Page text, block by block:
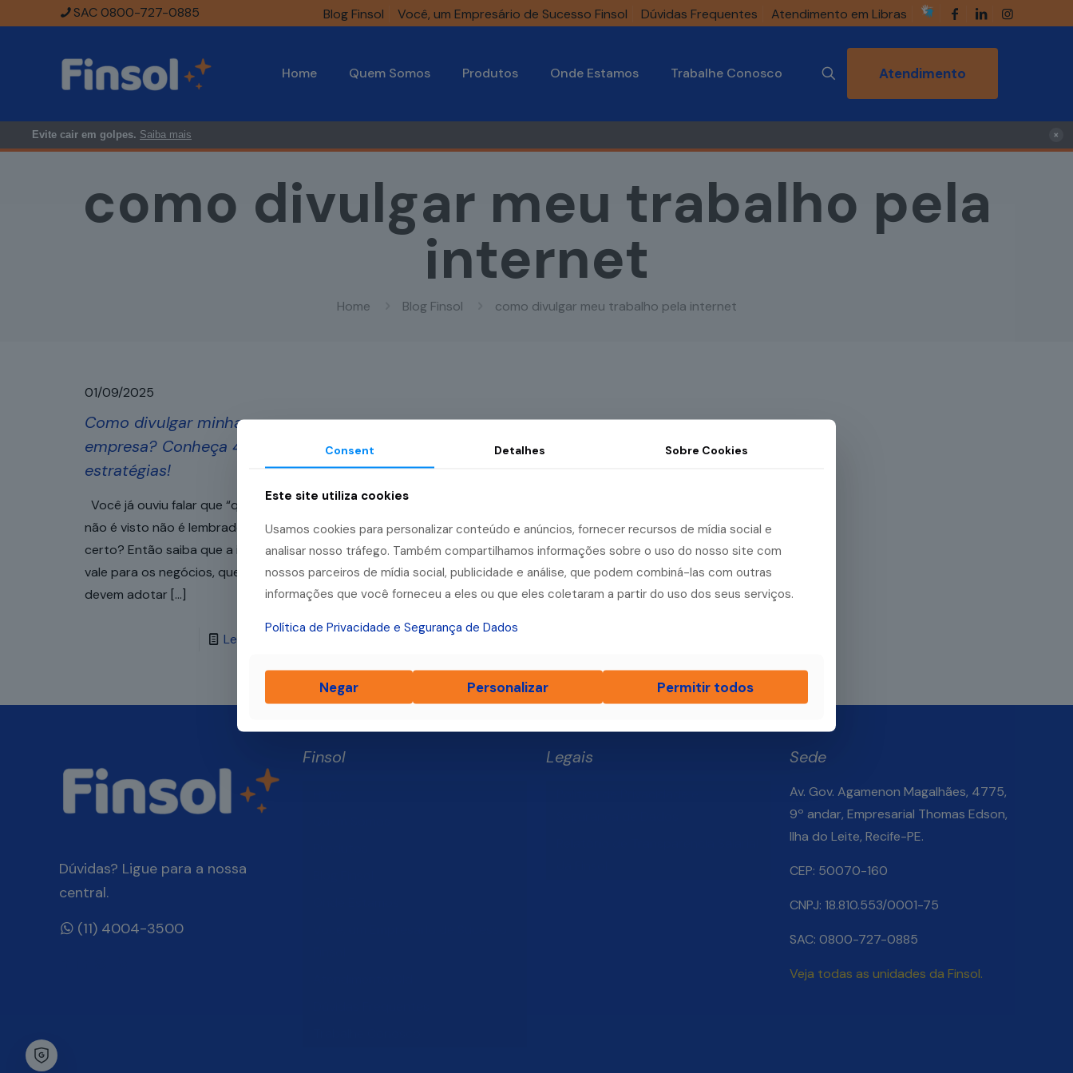
SAC 0800-727-0885 Blog Finsol Você, um Empresário de Sucesso Finsol Dúvidas Frequentes Atendimento em Libras
Home Quem Somos Produtos Onde Estamos Trabalhe Conosco Atendimento
Evite cair em golpes. Saiba mais ×
como divulgar meu trabalho pela
internet
Home Blog Finsol como divulgar meu trabalho pela internet
01/09/2025
Como divulgar minha
empresa? Conheça 4
estratégias!
Você já ouviu falar que “quem
não é visto não é lembrado”,
certo? Então saiba que a ideia
vale para os negócios, que
devem adotar […]
Leia mais
Dúvidas? Ligue para a nossa
central.
(11) 4004-3500
Finsol Legais Sede
Av. Gov. Agamenon Magalhães, 4775,
9º andar, Empresarial Thomas Edson,
Ilha do Leite, Recife-PE.
CEP: 50070-160
CNPJ: 18.810.553/0001-75
SAC: 0800-727-0885
Veja todas as unidades da Finsol.
Consent Detalhes Sobre Cookies
Este site utiliza cookies
Usamos cookies para personalizar conteúdo e anúncios, fornecer recursos de mídia social e
analisar nosso tráfego. Também compartilhamos informações sobre o uso do nosso site com
nossos parceiros de mídia social, publicidade e análise, que podem combiná-las com outras
informações que você forneceu a eles ou que eles coletaram a partir do uso dos seus serviços.
Política de Privacidade e Segurança de Dados
Negar Personalizar Permitir todos